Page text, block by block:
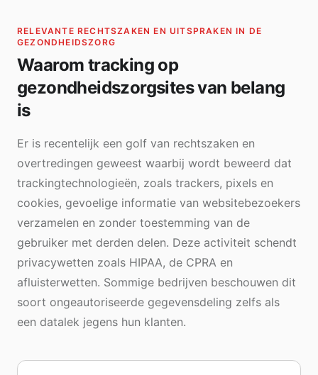
RELEVANTE RECHTSZAKEN EN UITSPRAKEN IN DE
GEZONDHEIDSZORG
Waarom tracking op
gezondheidszorgsites van belang
is
Er is recentelijk een golf van rechtszaken en
overtredingen geweest waarbij wordt beweerd dat
trackingtechnologieën, zoals trackers, pixels en
cookies, gevoelige informatie van websitebezoekers
verzamelen en zonder toestemming van de
gebruiker met derden delen. Deze activiteit schendt
privacywetten zoals HIPAA, de CPRA en
afluisterwetten. Sommige bedrijven beschouwen dit
soort ongeautoriseerde gegevensdeling zelfs als
een datalek jegens hun klanten.